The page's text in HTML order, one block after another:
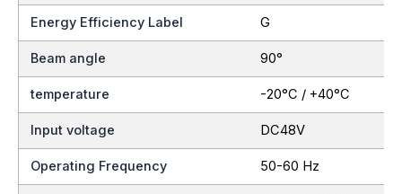
Energy Efficiency Label G
Beam angle 90°
temperature -20°C / +40°C
Input voltage DC48V
Operating Frequency 50-60 Hz